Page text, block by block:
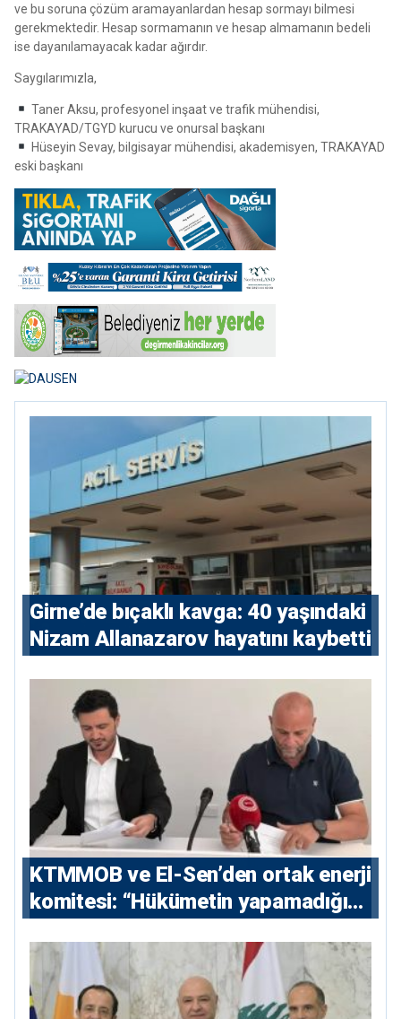
ve bu soruna çözüm aramayanlardan hesap sormayı bilmesi
gerekmektedir. Hesap sormamanın ve hesap almamanın bedeli
ise dayanılamayacak kadar ağırdır.
Saygılarımızla,
Taner Aksu, profesyonel inşaat ve trafik mühendisi,
TRAKAYAD/TGYD kurucu ve onursal başkanı
Hüseyin Sevay, bilgisayar mühendisi, akademisyen, TRAKAYAD
eski başkanı
Girne’de bıçaklı kavga: 40 yaşındaki
Nizam Allanazarov hayatını kaybetti
KTMMOB ve El-Sen’den ortak enerji
komitesi: “Hükümetin yapamadığını